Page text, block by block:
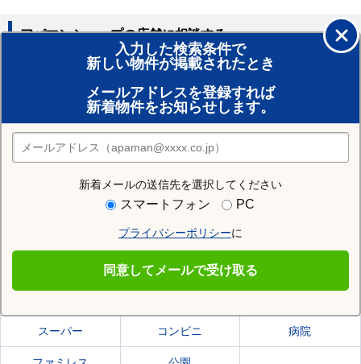
入力した検索条件で
新しい物件が掲載されたとき
メールアドレスを登録すれば
新着物件をお知らせします。
新着メールの送信先を選択してください
スマートフォン PC
プライバシーポリシーに
同意してメールで受け取る
アパマンショップの店舗に相談する
賃貸のプロがお部屋探し！
おまかせ物件リクエスト
住みたい街の店舗を探す
店舗検索
住む街研究所で札幌市白石区の情報を見る
札幌市白石区の施設一覧
スーパー コンビニ 病院